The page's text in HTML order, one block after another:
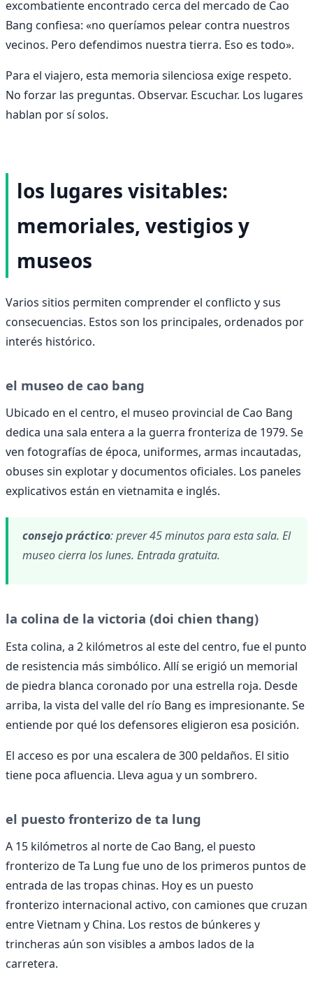
excombatiente encontrado cerca del mercado de Cao
Bang confiesa: «no queríamos pelear contra nuestros
vecinos. Pero defendimos nuestra tierra. Eso es todo».
Para el viajero, esta memoria silenciosa exige respeto.
No forzar las preguntas. Observar. Escuchar. Los lugares
hablan por sí solos.
los lugares visitables:
memoriales, vestigios y
museos
Varios sitios permiten comprender el conflicto y sus
consecuencias. Estos son los principales, ordenados por
interés histórico.
el museo de cao bang
Ubicado en el centro, el museo provincial de Cao Bang
dedica una sala entera a la guerra fronteriza de 1979. Se
ven fotografías de época, uniformes, armas incautadas,
obuses sin explotar y documentos oficiales. Los paneles
explicativos están en vietnamita e inglés.
consejo práctico: prever 45 minutos para esta sala. El
museo cierra los lunes. Entrada gratuita.
la colina de la victoria (doi chien thang)
Esta colina, a 2 kilómetros al este del centro, fue el punto
de resistencia más simbólico. Allí se erigió un memorial
de piedra blanca coronado por una estrella roja. Desde
arriba, la vista del valle del río Bang es impresionante. Se
entiende por qué los defensores eligieron esa posición.
El acceso es por una escalera de 300 peldaños. El sitio
tiene poca afluencia. Lleva agua y un sombrero.
el puesto fronterizo de ta lung
A 15 kilómetros al norte de Cao Bang, el puesto
fronterizo de Ta Lung fue uno de los primeros puntos de
entrada de las tropas chinas. Hoy es un puesto
fronterizo internacional activo, con camiones que cruzan
entre Vietnam y China. Los restos de búnkeres y
trincheras aún son visibles a ambos lados de la
carretera.